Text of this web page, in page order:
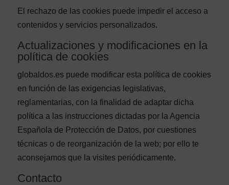
El rechazo de las cookies puede impedir el acceso a
contenidos y servicios personalizados.
Actualizaciones y modificaciones en la
política de cookies
globaldos.es puede modificar esta política de cookies
en función de las exigencias legislativas,
reglamentarias, con la finalidad de adaptar dicha
política a las instrucciones dictadas por la Agencia
Española de Protección de Datos, por cuestiones
técnicas o de reorganización de la web; por ello te
aconsejamos que la visites periódicamente.
Contacto